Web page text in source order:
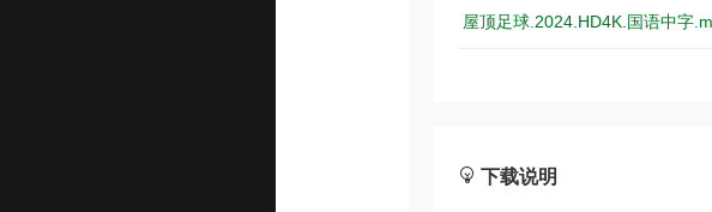
屋顶足球.2024.HD4K.国语中字
下载说明